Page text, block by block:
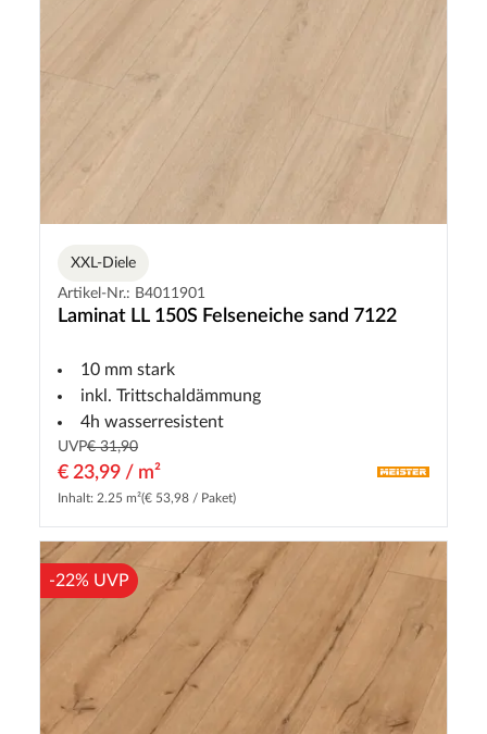
XXL-Diele
Artikel-Nr.: B4011901
Laminat LL 150S Felseneiche sand 7122
10 mm stark
inkl. Trittschaldämmung
4h wasserresistent
UVP€ 31,90
€ 23,99 / m²
Inhalt: 2.25 m²(€ 53,98 / Paket)
-22% UVP